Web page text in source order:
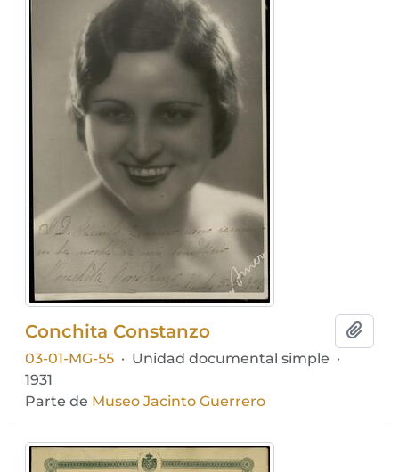
Conchita Constanzo
03-01-MG-55 · Unidad documental simple ·
1931
Parte de Museo Jacinto Guerrero